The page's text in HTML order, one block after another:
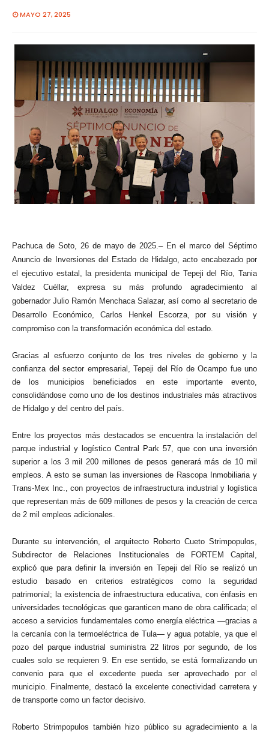
MAYO 27, 2025
Pachuca de Soto, 26 de mayo de 2025.– En el marco del Séptimo
Anuncio de Inversiones del Estado de Hidalgo, acto encabezado por
el ejecutivo estatal, la presidenta municipal de Tepeji del Río, Tania
Valdez Cuéllar, expresa su más profundo agradecimiento al
gobernador Julio Ramón Menchaca Salazar, así como al secretario de
Desarrollo Económico, Carlos Henkel Escorza, por su visión y
compromiso con la transformación económica del estado.
Gracias al esfuerzo conjunto de los tres niveles de gobierno y la
confianza del sector empresarial, Tepeji del Río de Ocampo fue uno
de los municipios beneficiados en este importante evento,
consolidándose como uno de los destinos industriales más atractivos
de Hidalgo y del centro del país.
Entre los proyectos más destacados se encuentra la instalación del
parque industrial y logístico Central Park 57, que con una inversión
superior a los 3 mil 200 millones de pesos generará más de 10 mil
empleos. A esto se suman las inversiones de Rascopa Inmobiliaria y
Trans-Mex Inc., con proyectos de infraestructura industrial y logística
que representan más de 609 millones de pesos y la creación de cerca
de 2 mil empleos adicionales.
Durante su intervención, el arquitecto Roberto Cueto Strimpopulos,
Subdirector de Relaciones Institucionales de FORTEM Capital,
explicó que para definir la inversión en Tepeji del Río se realizó un
estudio basado en criterios estratégicos como la seguridad
patrimonial; la existencia de infraestructura educativa, con énfasis en
universidades tecnológicas que garanticen mano de obra calificada; el
acceso a servicios fundamentales como energía eléctrica —gracias a
la cercanía con la termoeléctrica de Tula— y agua potable, ya que el
pozo del parque industrial suministra 22 litros por segundo, de los
cuales solo se requieren 9. En ese sentido, se está formalizando un
convenio para que el excedente pueda ser aprovechado por el
municipio. Finalmente, destacó la excelente conectividad carretera y
de transporte como un factor decisivo.
Roberto Strimpopulos también hizo público su agradecimiento a la